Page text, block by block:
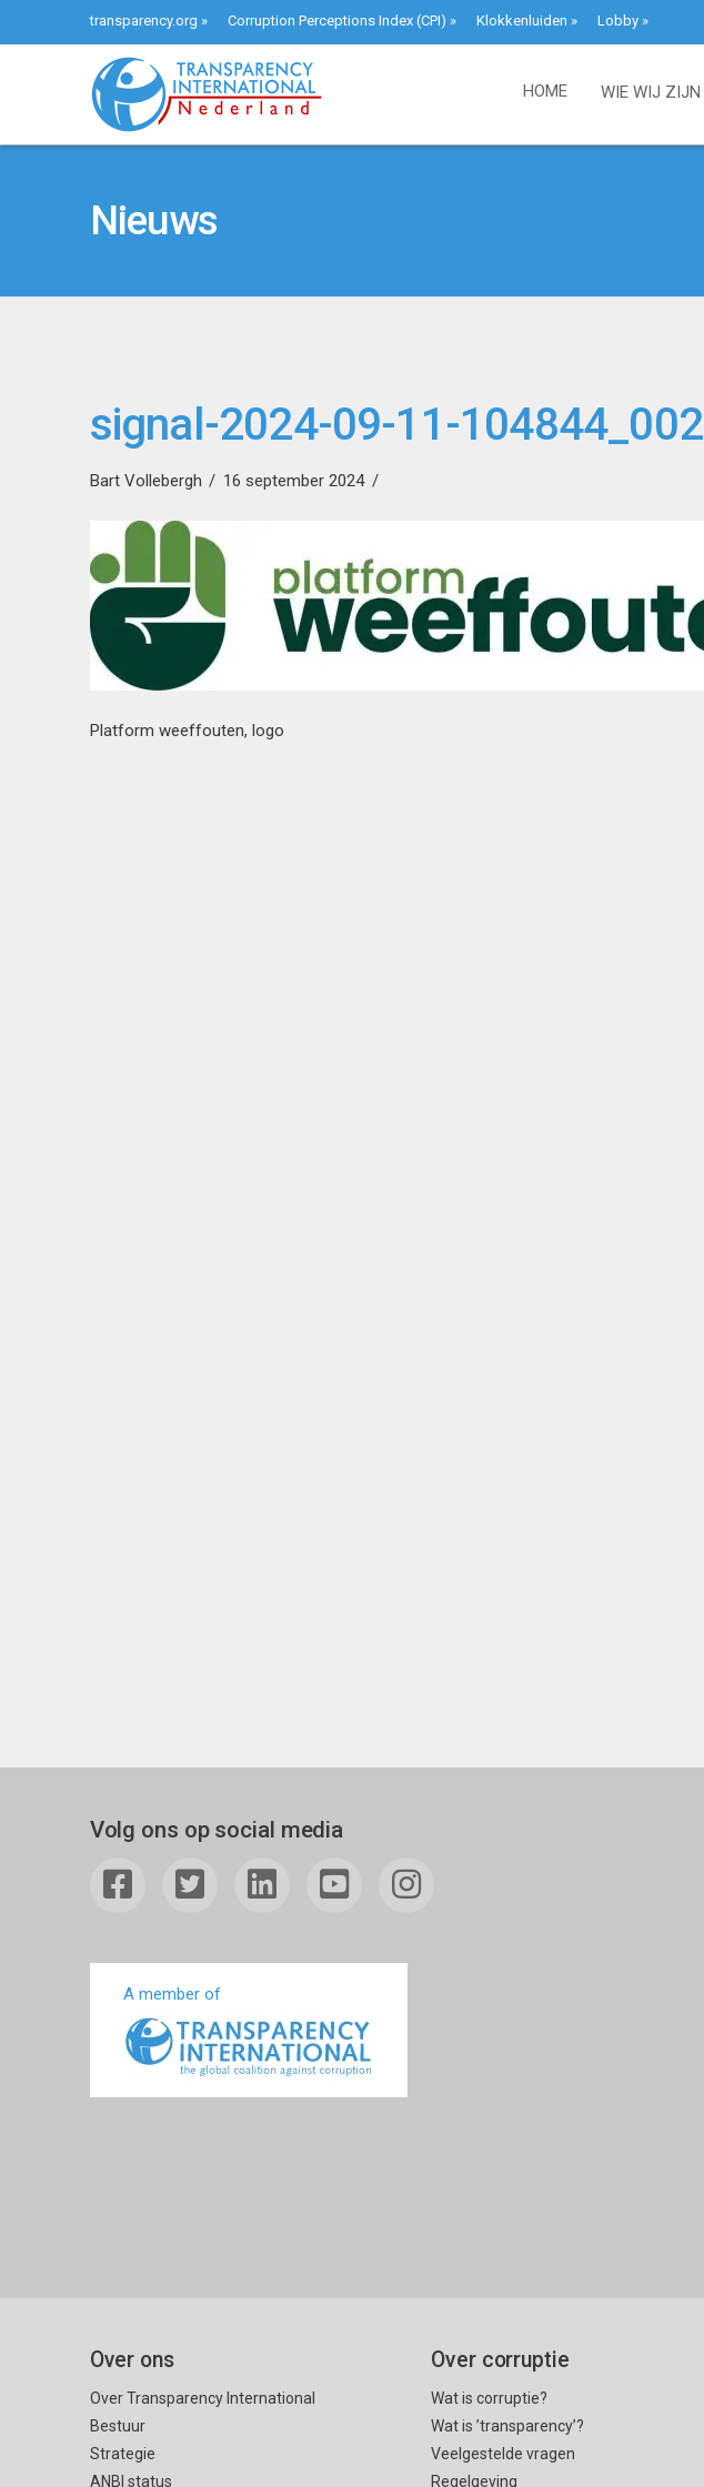
transparency.org » Corruption Perceptions Index (CPI) » Klokkenluiden » Lobby»
HOME WIE WIJ ZIJN
Nieuws
signal-2024-09-11-104844_002
Bart Vollebergh 16 september 2024
Platform weeffouten, logo
Volg ons op social media
A member of
Over ons
Over Transparency International
Bestuur
Strategie
ANBI status
Over corruptie
Wat is corruptie?
Wat is ’transparency’?
Veelgestelde vragen
Regelgeving